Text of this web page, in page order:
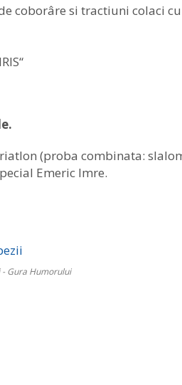
coborâre si tractiuni colaci
(proba combinata:
Emeric Imre.
Gura Humorului